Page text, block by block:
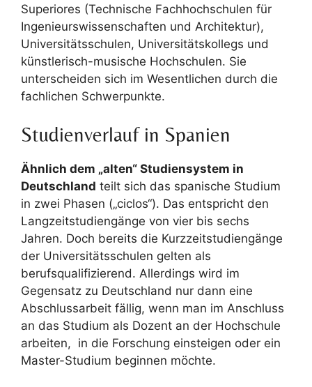
Superiores (Technische Fachhochschulen für
Ingenieurswissenschaften und Architektur),
Universitätsschulen, Universitätskollegs und
künstlerisch-musische Hochschulen. Sie
unterscheiden sich im Wesentlichen durch die
fachlichen Schwerpunkte.
Studienverlauf in Spanien
Ähnlich dem „alten“ Studiensystem in
Deutschland teilt sich das spanische Studium
in zwei Phasen („ciclos“). Das entspricht den
Langzeitstudiengänge von vier bis sechs
Jahren. Doch bereits die Kurzzeitstudiengänge
der Universitätsschulen gelten als
berufsqualifizierend. Allerdings wird im
Gegensatz zu Deutschland nur dann eine
Abschlussarbeit fällig, wenn man im Anschluss
an das Studium als Dozent an der Hochschule
arbeiten, in die Forschung einsteigen oder ein
Master-Studium beginnen möchte.